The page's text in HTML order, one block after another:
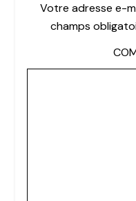
Votre adresse e-
champs